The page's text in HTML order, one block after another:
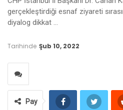
gerçekleştirdiği esnaf ziyareti
diyalog dikkat …
Tarihinde Şub 10, 2022
Pay